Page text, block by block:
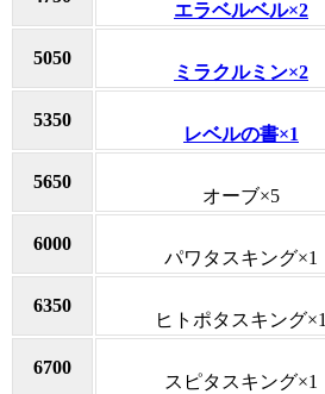
エラベルベル×2
5050
ミラクルミン×2
5350
レベルの書×1
5650
オーブ×5
6000
パワタスキング×1
6350
ヒトポタスキング×1
6700
スピタスキング×1